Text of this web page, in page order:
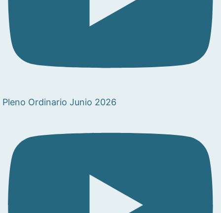
Pleno Ordinario Junio 2026